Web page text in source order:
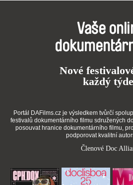
Vaše
Nové
každý
Portál DAFilms.cz je výsledkem tvůrčí
festivalů dokumentárního filmu sdružených
posouvat hranice dokumentárního filmu,
podporovat kvalitní
Členové Doc